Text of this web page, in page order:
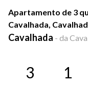
Apartamento de 3
Cavalhada,
Cavalhada - da
3 1